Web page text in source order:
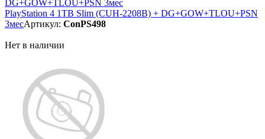
PlayStation 4 1TB Slim (CUH-2208B) + DG+GOW+TLOU+PSN
3месАртикул: ConPS498
Нет в наличии